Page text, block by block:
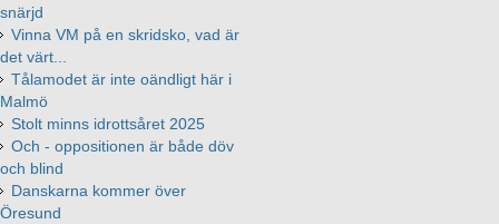
snärjd
Vinna VM på en skridsko, vad är
det värt...
Tålamodet är inte oändligt här i
Malmö
Stolt minns idrottsåret 2025
Och - oppositionen är både döv
och blind
Danskarna kommer över
Öresund